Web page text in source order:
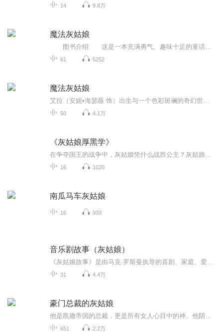
14 9.8万
魔法灰姑娘
61 5252
魔法灰姑娘
50 4.1万
《灰姑娘厚黑学》
16 1020
南瓜马车灰姑娘
16 933
音乐剧故事（灰姑娘）
31 4.4万
豪门总裁的灰姑娘
651 2.2万